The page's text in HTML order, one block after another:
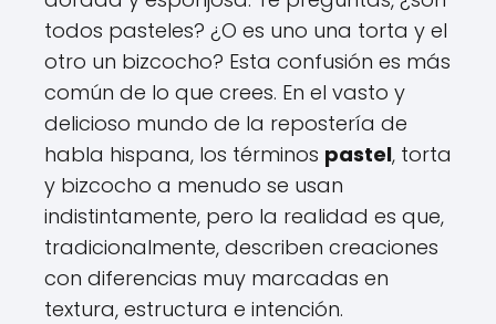
todos pasteles? ¿O es uno una torta y el
otro un bizcocho? Esta confusión es más
común de lo que crees. En el vasto y
delicioso mundo de la repostería de
habla hispana, los términos pastel, torta
y bizcocho a menudo se usan
indistintamente, pero la realidad es que,
tradicionalmente, describen creaciones
con diferencias muy marcadas en
textura, estructura e intención.